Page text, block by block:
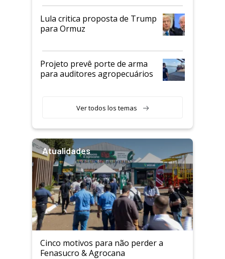
Lula critica proposta de Trump
para Ormuz
Projeto prevê porte de arma
para auditores agropecuários
Ver todos los temas
Atualidades
Cinco motivos para não perder a
Fenasucro & Agrocana